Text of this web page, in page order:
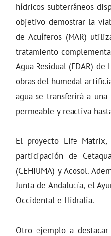
hídricos subterráneos
objetivo demostrar la
de Acuíferos (MAR)
tratamiento
Agua Residual (EDAR)
obras del humedal
agua se transferirá a
permeable y reactiva
El proyecto Life Matrix,
participación de
(CEHIUMA) y Acosol.
Junta de Andalucía, el
Occidental e Hidralia.
Otro ejemplo a